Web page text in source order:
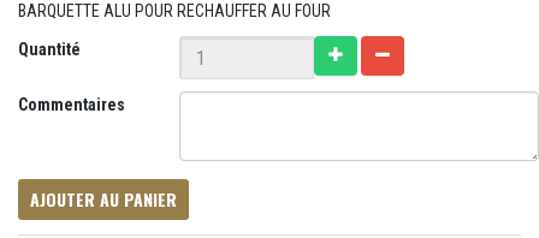
BARQUETTE ALU POUR RECHAUFFER AU FOUR
Quantité
Commentaires
AJOUTER AU PANIER